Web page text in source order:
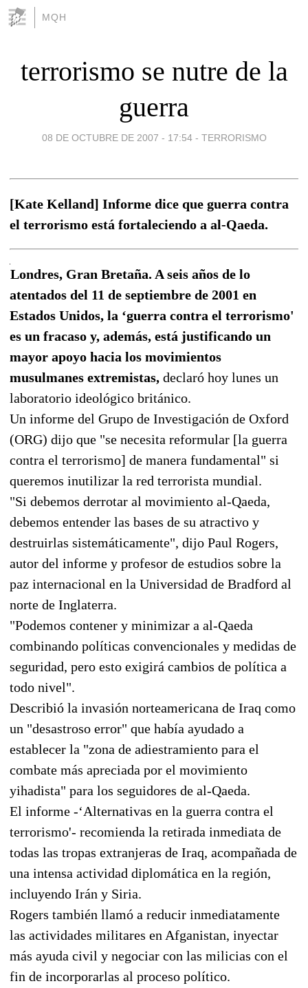
MQH
terrorismo se nutre de la
guerra
08 DE OCTUBRE DE 2007 - 17:54 - TERRORISMO
[Kate Kelland] Informe dice que guerra contra
el terrorismo está fortaleciendo a al-Qaeda.
Londres, Gran Bretaña. A seis años de lo
atentados del 11 de septiembre de 2001 en
Estados Unidos, la ‘guerra contra el terrorismo'
es un fracaso y, además, está justificando un
mayor apoyo hacia los movimientos
musulmanes extremistas, declaró hoy lunes un
laboratorio ideológico británico.
Un informe del Grupo de Investigación de Oxford
(ORG) dijo que "se necesita reformular [la guerra
contra el terrorismo] de manera fundamental" si
queremos inutilizar la red terrorista mundial.
"Si debemos derrotar al movimiento al-Qaeda,
debemos entender las bases de su atractivo y
destruirlas sistemáticamente", dijo Paul Rogers,
autor del informe y profesor de estudios sobre la
paz internacional en la Universidad de Bradford al
norte de Inglaterra.
"Podemos contener y minimizar a al-Qaeda
combinando políticas convencionales y medidas de
seguridad, pero esto exigirá cambios de política a
todo nivel".
Describió la invasión norteamericana de Iraq como
un "desastroso error" que había ayudado a
establecer la "zona de adiestramiento para el
combate más apreciada por el movimiento
yihadista" para los seguidores de al-Qaeda.
El informe -‘Alternativas en la guerra contra el
terrorismo'- recomienda la retirada inmediata de
todas las tropas extranjeras de Iraq, acompañada de
una intensa actividad diplomática en la región,
incluyendo Irán y Siria.
Rogers también llamó a reducir inmediatamente
las actividades militares en Afganistan, inyectar
más ayuda civil y negociar con las milicias con el
fin de incorporarlas al proceso político.